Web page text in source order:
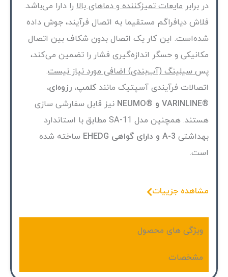
در برابر مایعات تمیزکننده و دماهای بالا را دارا می‌باشد.
فلاش دیافراگم مستقیما به اتصال فرآیند، جوش داده
شده‌است. این کار یک اتصال بدون شکاف بین اتصال
مکانیکی و حسگر اندازه‌گیری فشار را تضمین می‌کند،
پسسیلینگ (آب‌بندی) اضافی مورد نیاز نیست.
اتصالات فرآیندی آسپتیک مانند کلمپ، رزوه‌ای،
®VARINLINE و ®NEUMO
نیز قابل سفارشی سازی
هستند. همچنین مدل SA-11 مطابق با استاندارد
بهداشتی 3-A و دارای گواهی EHEDG
ساخته شده
است.
مشاهده جزییات
ویژگی های محصول
مشخصات